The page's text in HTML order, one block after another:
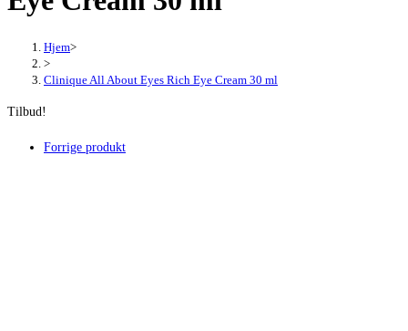
Hjem>
>
Clinique All About Eyes Rich Eye Cream 30 ml
Tilbud!
Forrige produkt